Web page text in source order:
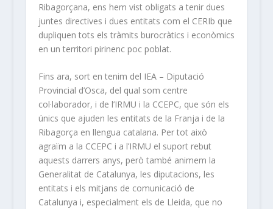
Ribagorçana, ens hem vist obligats a tenir dues
juntes directives i dues entitats com el CERIb que
dupliquen tots els tràmits burocràtics i econòmics
en un territori pirinenc poc poblat.
Fins ara, sort en tenim del IEA – Diputació
Provincial d’Osca, del qual som centre
col·laborador, i de l’IRMU i la CCEPC, que són els
únics que ajuden les entitats de la Franja i de la
Ribagorça en llengua catalana. Per tot això
agraïm a la CCEPC i a l’IRMU el suport rebut
aquests darrers anys, però també animem la
Generalitat de Catalunya, les diputacions, les
entitats i els mitjans de comunicació de
Catalunya i, especialment els de Lleida, que no